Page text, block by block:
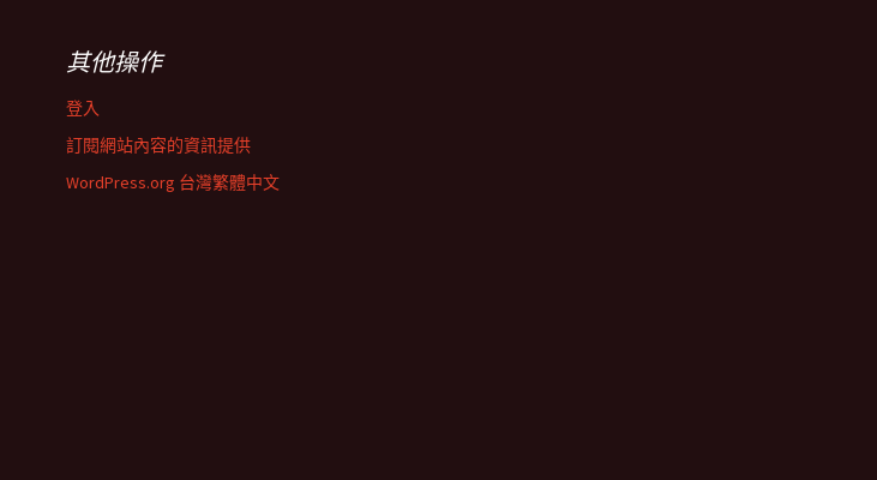
其他操作
登入
訂閱網站內容的資訊提供
WordPress.org 台灣繁體中文